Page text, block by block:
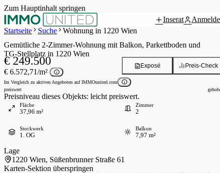
Zum Hauptinhalt springen
Inserat
Startseite
Suche Wohnung in 1220 Wien
/ 10Grundriss
Gemütliche 2‑Zimmer‑Wohnung mit Balkon, Parkettboden und
TG‑Stellplatz in 1220 Wien
€ 249.500
€ 6.572,71/m²
Im Vergleich zu aktiven Angeboten auf IMMOunited.com
preiswert
Preisniveau dieses Objekts: leicht preiswert.
Preis-Check
Exposé
Fläche
37,96 m²
Zimmer
2
Stockwerk
1. OG
Balkon
7,97 m²
Lage
1220 Wien, Süßenbrunner Straße 61
Karten-Sektion überspringen